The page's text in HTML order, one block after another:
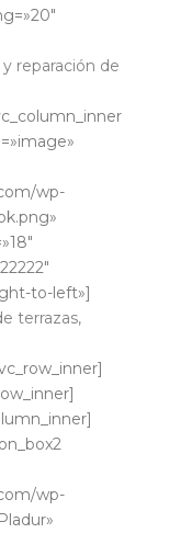
reparación de
wp-
to-left»]
terrazas,
wp-